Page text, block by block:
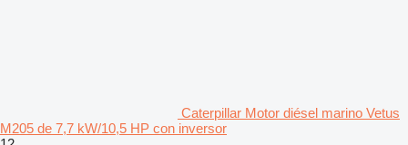
Caterpillar Motor diésel marino Vetus
M205 de 7,7 kW/10,5 HP con inversor